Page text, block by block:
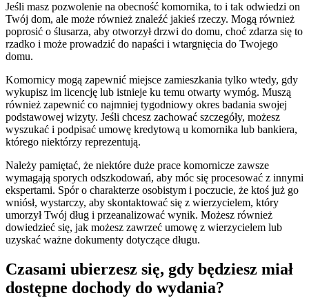
Jeśli masz pozwolenie na obecność komornika, to i tak odwiedzi on
Twój dom, ale może również znaleźć jakieś rzeczy. Mogą również
poprosić o ślusarza, aby otworzył drzwi do domu, choć zdarza się to
rzadko i może prowadzić do napaści i wtargnięcia do Twojego
domu.
Komornicy mogą zapewnić miejsce zamieszkania tylko wtedy, gdy
wykupisz im licencję lub istnieje ku temu otwarty wymóg. Muszą
również zapewnić co najmniej tygodniowy okres badania swojej
podstawowej wizyty. Jeśli chcesz zachować szczegóły, możesz
wyszukać i podpisać umowę kredytową u komornika lub bankiera,
którego niektórzy reprezentują.
Należy pamiętać, że niektóre duże prace komornicze zawsze
wymagają sporych odszkodowań, aby móc się procesować z innymi
ekspertami. Spór o charakterze osobistym i poczucie, że ktoś już go
wniósł, wystarczy, aby skontaktować się z wierzycielem, który
umorzył Twój dług i przeanalizować wynik. Możesz również
dowiedzieć się, jak możesz zawrzeć umowę z wierzycielem lub
uzyskać ważne dokumenty dotyczące długu.
Czasami ubierzesz się, gdy będziesz miał
dostępne dochody do wydania?